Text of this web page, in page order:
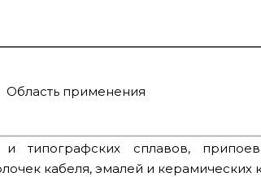
Область применения
и типографских сплавов,
кабеля, эмалей и керамических